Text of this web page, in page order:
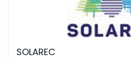
SOLAREC